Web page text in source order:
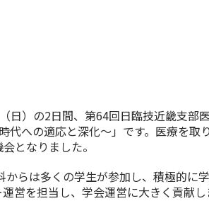
日）の2日間、第64回日臨技近畿支部
代への適応と深化～」です。医療を
となりました。
らは多くの学生が参加し、積極的に
営を担当し、学会運営に大きく貢献し